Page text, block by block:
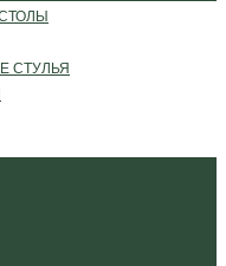
СТУЛЬЯ